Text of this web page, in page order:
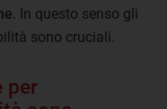
. In questo senso gli
sono cruciali.
per